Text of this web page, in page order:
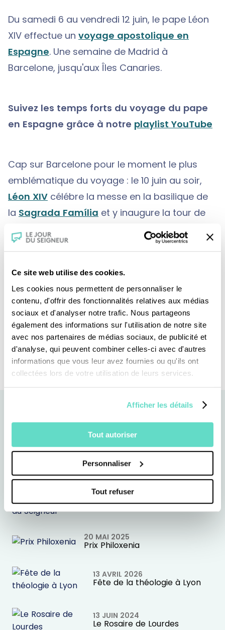
Ce site web utilise des cookies.
Les cookies nous permettent de personnaliser le
contenu, d'offrir des fonctionnalités relatives aux médias
sociaux et d'analyser notre trafic. Nous partageons
également des informations sur l'utilisation de notre site
avec nos partenaires de médias sociaux, de publicité et
d'analyse, qui peuvent combiner celles-ci avec d'autres
informations que vous leur avez fournies ou qu'ils ont
collectées lors de votre utilisation de leurs services.
Afficher les détails
Tout autoriser
Personnaliser
Tout refuser
Du samedi 6 au vendredi 12 juin, le pape Léon
XIV effectue un voyage apostolique en
Espagne. Une semaine de Madrid à
Barcelone, jusqu'aux Îles Canaries.
Suivez les temps forts du voyage du pape
en Espagne grâce à notre playlist YouTube
Cap sur Barcelone pour le moment le plus
emblématique du voyage : le 10 juin au soir,
Léon XIV célébre la messe en la basilique de
la Sagrada Família et y inaugure la tour de
Jésus-Christ, la plus haute du sanctuaire. Une
étape hautement symbolique pour ce
Benoît XVI en 2010, alors que Barcelone
célèbre cette année le centenaire de la mort
d'Antoni Gaudí (1852-1926), dont le procès en
béatification est en cours. Le matin même, le
pape se rend à l'abbaye de Montserrat pour
la prière du Rosaire.
Nos évènements
04 AVRIL 2025
Prix du livre de la liberté
intérieure du Jour du Seigneur
20 MAI 2025
Prix Philoxenia
13 AVRIL 2026
Fête de la théologie à Lyon
13 JUIN 2024
Le Rosaire de Lourdes